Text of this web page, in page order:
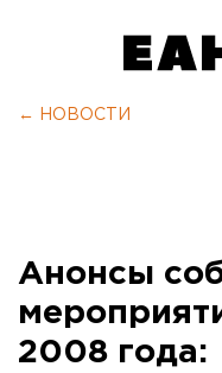
← НОВОСТИ
Анонсы
2008 года: